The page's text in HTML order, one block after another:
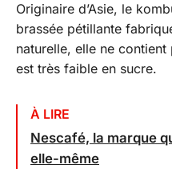
Originaire d’Asie, le
brassée pétillante
naturelle, elle ne
est très faible en sucre.
À LIRE
Nescafé, la marque
elle-même